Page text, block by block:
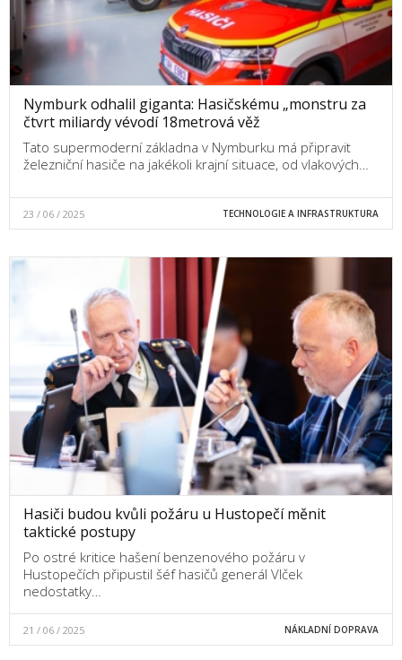
Nymburk odhalil giganta: Hasičskému „monstru za
čtvrt miliardy vévodí 18metrová věž
Tato supermoderní základna v Nymburku má připravit
železniční hasiče na jakékoli krajní situace, od vlakových…
23 / 06 / 2025 TECHNOLOGIE A INFRASTRUKTURA
Hasiči budou kvůli požáru u Hustopečí měnit
taktické postupy
Po ostré kritice hašení benzenového požáru v
Hustopečích připustil šéf hasičů generál Vlček
nedostatky…
21 / 06 / 2025 NÁKLADNÍ DOPRAVA